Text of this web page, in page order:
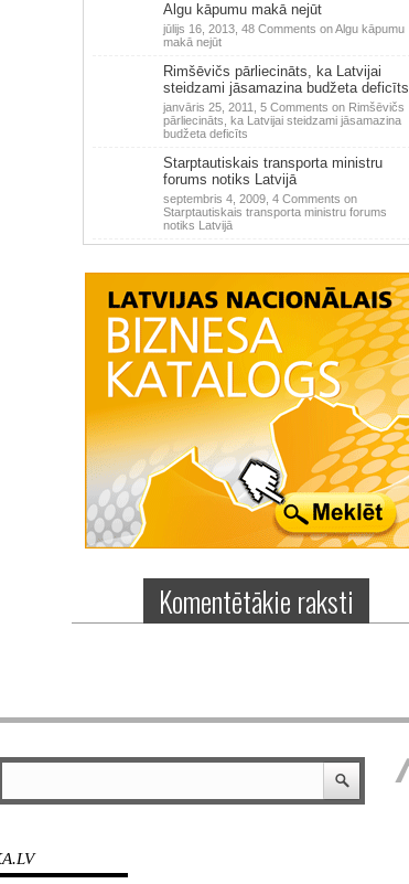
Algu kāpumu makā nejūt
jūlijs 16, 2013, 48 Comments on Algu kāpumu
makā nejūt
Rimšēvičs pārliecināts, ka Latvijai
steidzami jāsamazina budžeta deficīts
janvāris 25, 2011, 5 Comments on Rimšēvičs
pārliecināts, ka Latvijai steidzami jāsamazina
budžeta deficīts
Starptautiskais transporta ministru
forums notiks Latvijā
septembris 4, 2009, 4 Comments on
Starptautiskais transporta ministru forums
notiks Latvijā
Komentētākie raksti